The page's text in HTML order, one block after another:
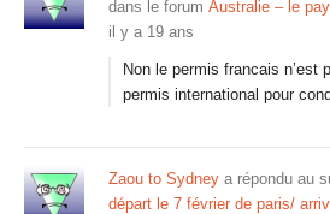
dans le forum Australie – le
il y a 19 ans
Non le permis francais n’est
permis international pour
Zaou to Sydney a répondu au
départ le 7 février de paris/